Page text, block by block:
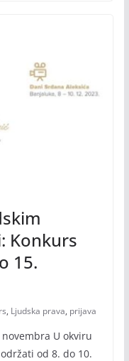
Konkurs
15.
, Ljudska prava, prijava
U okviru
od 8. do 10.